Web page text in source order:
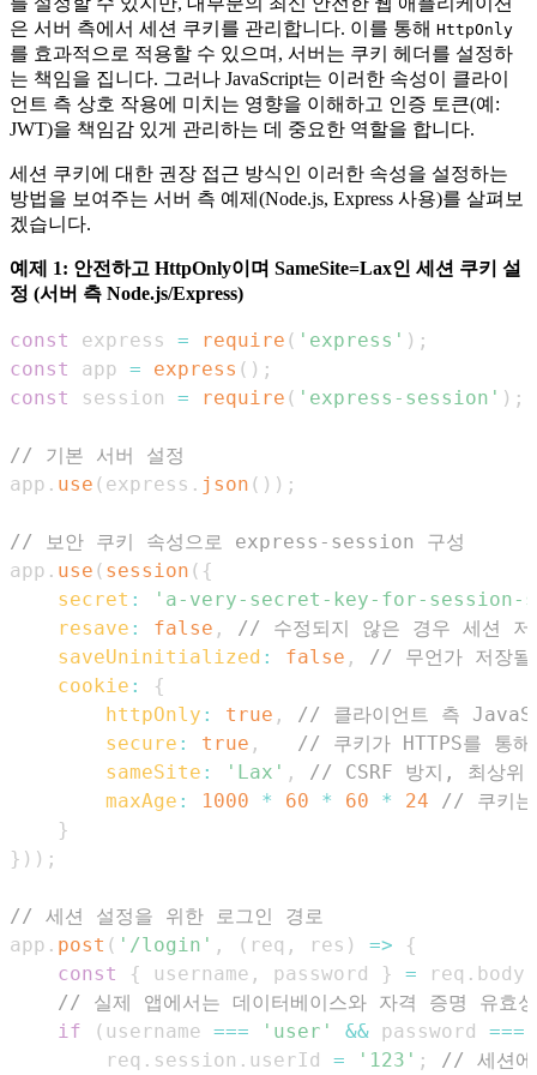
은 서버 측에서 세션 쿠키를 관리합니다. 이를 통해 HttpOnly
를 효과적으로 적용할 수 있으며, 서버는 쿠키 헤더를 설정하
는 책임을 집니다. 그러나 JavaScript는 이러한 속성이 클라이
언트 측 상호 작용에 미치는 영향을 이해하고 인증 토큰(예:
JWT)을 책임감 있게 관리하는 데 중요한 역할을 합니다.
세션 쿠키에 대한 권장 접근 방식인 이러한 속성을 설정하는
방법을 보여주는 서버 측 예제(Node.js, Express 사용)를 살펴보
겠습니다.
예제 1: 안전하고 HttpOnly이며 SameSite=Lax인 세션 쿠키 설
정 (서버 측 Node.js/Express)
const express = require ( 'express' ) ;
const
app = express ( ) ;
const
session = require ( 'express-session' ) ;
// 기본 서버 설정
app . use ( express . json ( ) ) ;
// 보안 쿠키 속성으로 express-session 구성
app . use ( session ( {
secret :
'a-very-secret-key-for-session-
resave : false ,
// 수정되지 않은 경우 세션
saveUninitialized : false ,
// 무언가 저장
cookie :
{
httpOnly : true ,
// 클라이언트 측
secure : true ,
// 쿠키가 HTTPS를 통해
sameSite : 'Lax' ,
// CSRF 방지, 최상위
maxAge : 1000 * 60 * 60 * 24
// 쿠키는
}
} ) ) ;
// 세션 설정을 위한 로그인 경로
app . post ( '/login' , ( req , res ) =>
{
const
{ username , password } = req . body
// 실제 앱에서는 데이터베이스와 자격 증명 유효
if
( username === 'user' && password ===
        req
. session . userId = '123' ; // 세션에